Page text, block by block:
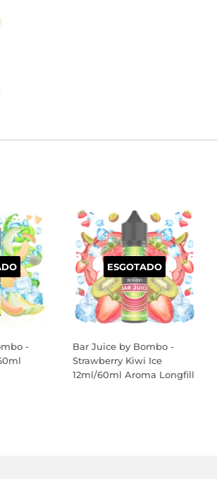
-
ESGOTADO
Bar Juice by Bombo -
Strawberry Kiwi Ice
12ml/60ml Aroma Longfill